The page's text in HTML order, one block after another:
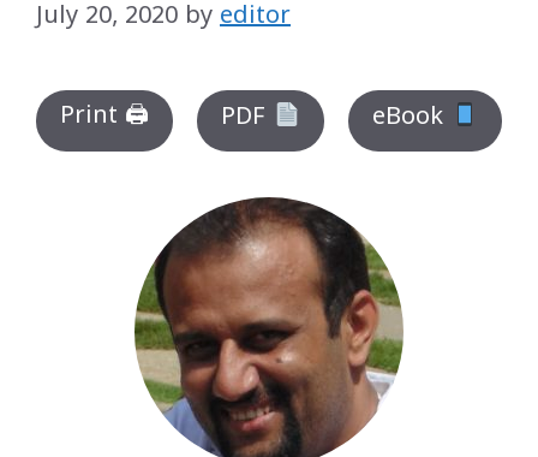
July 20, 2020 by editor
Print 🖨 PDF eBook